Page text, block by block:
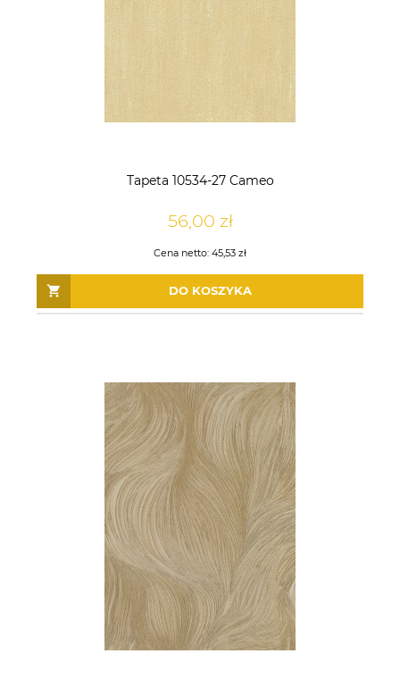
Tapeta 10534-27 Cameo
56,00 zł
Cena netto: 45,53 zł
DO KOSZYKA